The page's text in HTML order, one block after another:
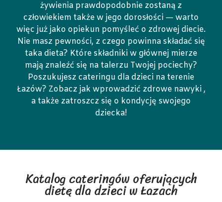
żywienia prawdopodobnie zostaną z
człowiekiem także w jego dorosłości — warto
więc już jako opiekun pomyśleć o zdrowej diecie.
Nie masz pewności, z czego powinna składać się
taka dieta? Które składniki w głównej mierze
mają znaleźć się na talerzu Twojej pociechy?
Poszukujesz cateringu dla dzieci na terenie
Łazów? Zobacz jak wprowadzić zdrowe nawyki ,
a także zatroszcz się o kondycję swojego
dziecka!
Katalog cateringów oferujących
dietę dla dzieci w Łazach